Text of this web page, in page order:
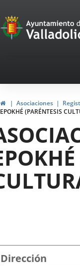
Portal
de
navegación
InicioAsociaciones
EPOKHÉ (PARÉNTESIS
Dirección